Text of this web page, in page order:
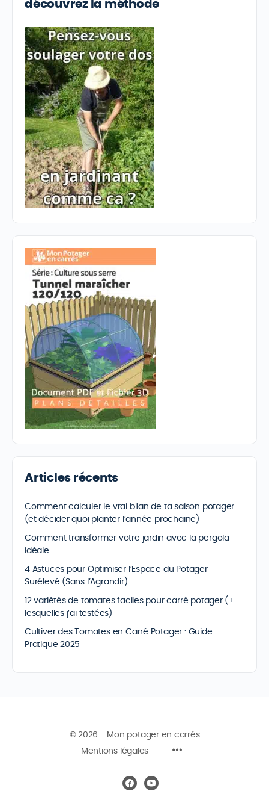
découvrez la méthode
Articles récents
Comment calculer le vrai bilan de ta saison potager
(et décider quoi planter l’année prochaine)
Comment transformer votre jardin avec la pergola
idéale
4 Astuces pour Optimiser l’Espace du Potager
Surélevé (Sans l’Agrandir)
12 variétés de tomates faciles pour carré potager (+
lesquelles j’ai testées)
Cultiver des Tomates en Carré Potager : Guide
Pratique 2025
© 2026 - Mon potager en carrés
Mentions légales